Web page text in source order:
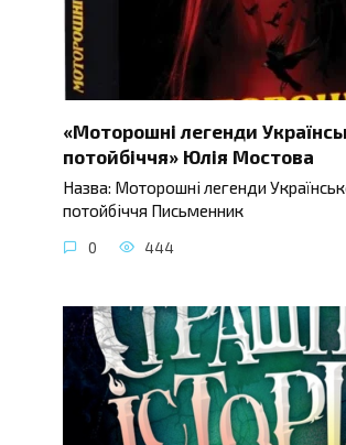
«Моторошні легенди
потойбіччя» Юлія Мостова
Назва: Моторошні легенди
потойбіччя Письменник
0 444